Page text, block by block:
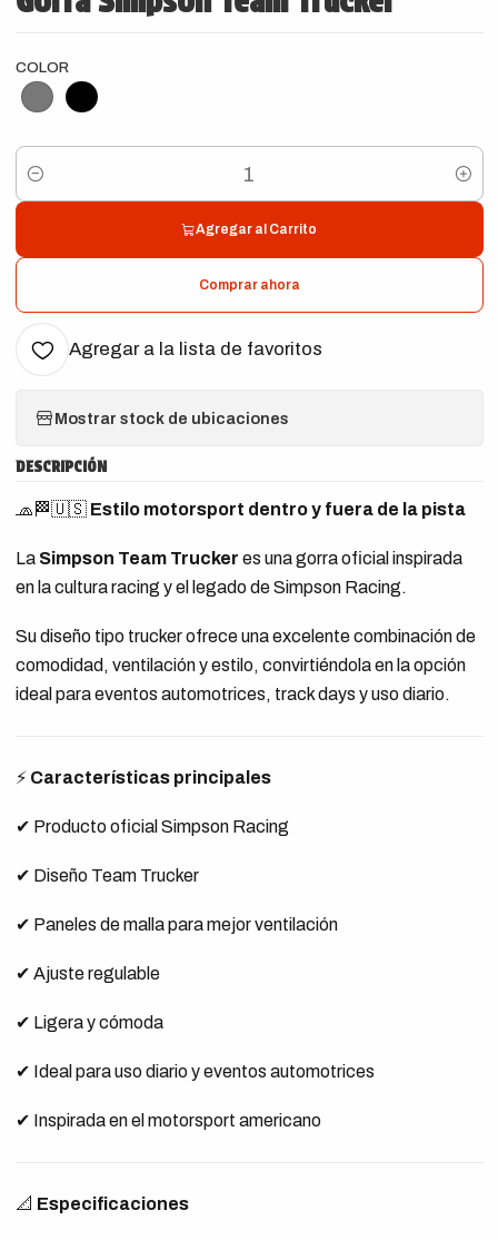
COLOR
Cantidad
Agregar al Carrito
Comprar ahora
Agregar a la lista de favoritos
Mostrar stock de ubicaciones
DESCRIPCIÓN
🧢🏁🇺🇸 Estilo motorsport dentro y fuera de la pista
La Simpson Team Trucker es una gorra oficial inspirada
en la cultura racing y el legado de Simpson Racing.
Su diseño tipo trucker ofrece una excelente combinación de
comodidad, ventilación y estilo, convirtiéndola en la opción
ideal para eventos automotrices, track days y uso diario.
⚡ Características principales
✔ Producto oficial Simpson Racing
✔ Diseño Team Trucker
✔ Paneles de malla para mejor ventilación
✔ Ajuste regulable
✔ Ligera y cómoda
✔ Ideal para uso diario y eventos automotrices
✔ Inspirada en el motorsport americano
📐 Especificaciones